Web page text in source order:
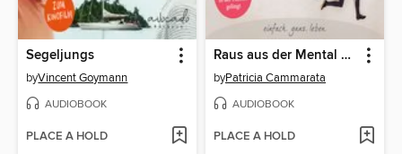
Segeljungs
byVincent Goymann
AUDIOBOOK
PLACE A HOLD
Raus aus der Mental Load-Falle--Wie gerechte Arbeitsteilung in der Familie gelingt (ungekürzt)
byPatricia Cammarata
AUDIOBOOK
PLACE A HOLD